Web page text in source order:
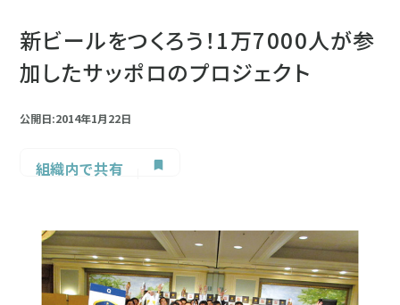
新ビールをつくろう！1万7000人が参
加したサッポロのプロジェクト
公開日:2014年1月22日
組織内で共有